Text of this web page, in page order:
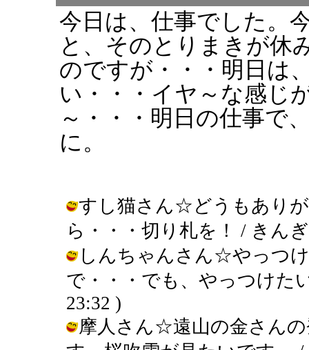
今日は、仕事でした。
と、そのとりまきが休
のですが・・・明日は
い・・・イヤ～な感じ
～・・・明日の仕事で
に。
すし猫さん☆どうもあり
ら・・・切り札を！ / きん
しんちゃんさん☆やっつ
で・・・でも、やっつけた
23:32 )
摩人さん☆遠山の金さん